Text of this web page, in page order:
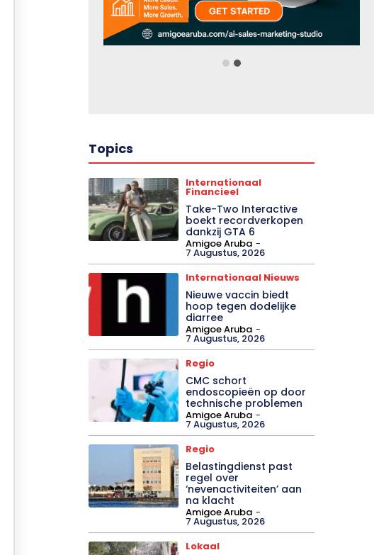
Topics
Internationaal
Financieel
Take-Two Interactive
boekt recordverkopen
dankzij GTA 6
Amigoe Aruba -
7 Augustus, 2026
Internationaal Nieuws
Nieuwe vaccin biedt
hoop tegen dodelijke
diarree
Amigoe Aruba -
7 Augustus, 2026
Regio
CMC schort
endoscopieën op door
technische problemen
Amigoe Aruba -
7 Augustus, 2026
Regio
Belastingdienst past
regel over
‘nevenactiviteiten’ aan
na klacht
Amigoe Aruba -
7 Augustus, 2026
Lokaal